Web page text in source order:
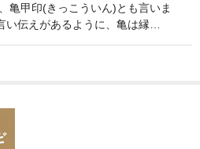
亀甲印(きっこういん)とも言いま
い伝えがあるように、亀は縁…